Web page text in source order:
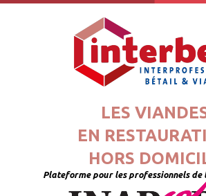
LES
EN
HORS
Plateforme pour les professionnels